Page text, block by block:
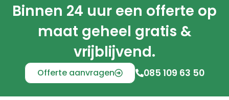
Binnen 24 uur een offerte op
maat geheel gratis &
vrijblijvend.
Offerte aanvragen 085 109 63 50